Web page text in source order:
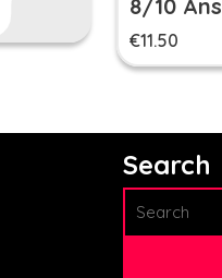
8/10 Ans
€11.50
Search